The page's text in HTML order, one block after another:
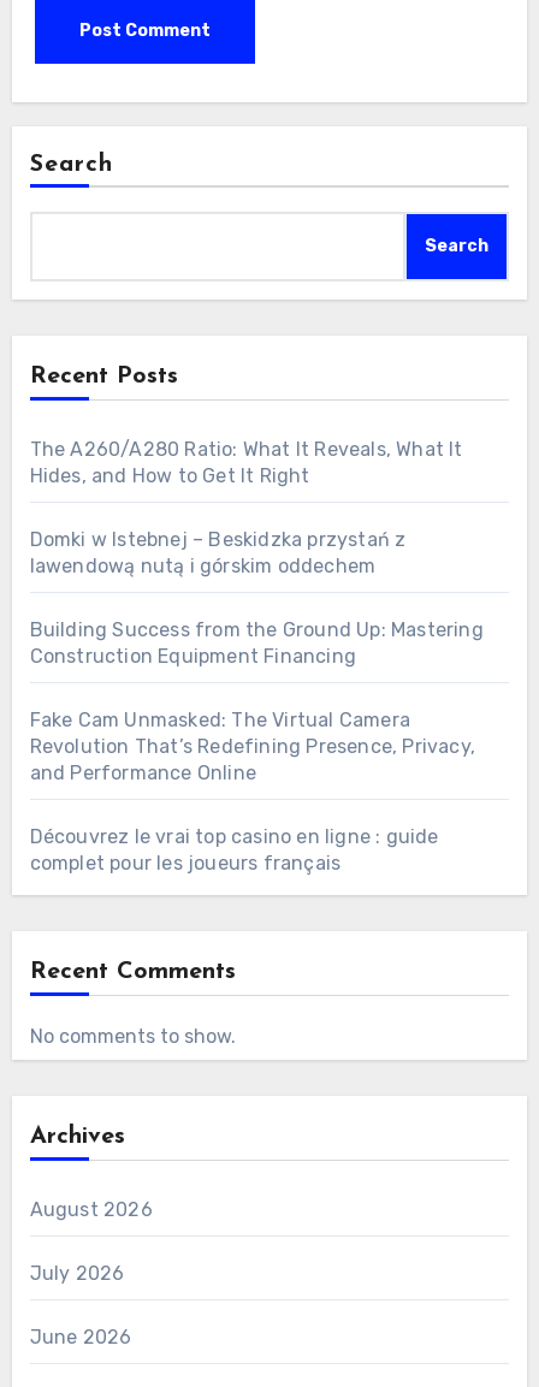
Search
Search
Recent Posts
The A260/A280 Ratio: What It Reveals, What It
Hides, and How to Get It Right
Domki w Istebnej – Beskidzka przystań z
lawendową nutą i górskim oddechem
Building Success from the Ground Up: Mastering
Construction Equipment Financing
Fake Cam Unmasked: The Virtual Camera
Revolution That’s Redefining Presence, Privacy,
and Performance Online
Découvrez le vrai top casino en ligne : guide
complet pour les joueurs français
Recent Comments
No comments to show.
Archives
August 2026
July 2026
June 2026